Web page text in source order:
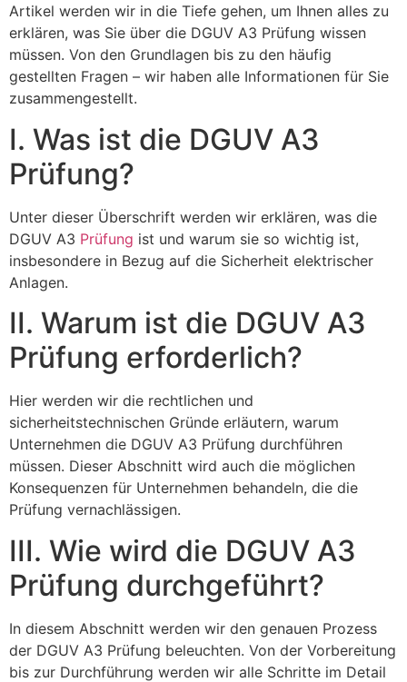
Artikel werden wir in die Tiefe gehen, um Ihnen alles zu
erklären, was Sie über die DGUV A3 Prüfung wissen
müssen. Von den Grundlagen bis zu den häufig
gestellten Fragen – wir haben alle Informationen für Sie
zusammengestellt.
I. Was ist die DGUV A3
Prüfung?
Unter dieser Überschrift werden wir erklären, was die
DGUV A3 Prüfung ist und warum sie so wichtig ist,
insbesondere in Bezug auf die Sicherheit elektrischer
Anlagen.
II. Warum ist die DGUV A3
Prüfung erforderlich?
Hier werden wir die rechtlichen und
sicherheitstechnischen Gründe erläutern, warum
Unternehmen die DGUV A3 Prüfung durchführen
müssen. Dieser Abschnitt wird auch die möglichen
Konsequenzen für Unternehmen behandeln, die die
Prüfung vernachlässigen.
III. Wie wird die DGUV A3
Prüfung durchgeführt?
In diesem Abschnitt werden wir den genauen Prozess
der DGUV A3 Prüfung beleuchten. Von der Vorbereitung
bis zur Durchführung werden wir alle Schritte im Detail